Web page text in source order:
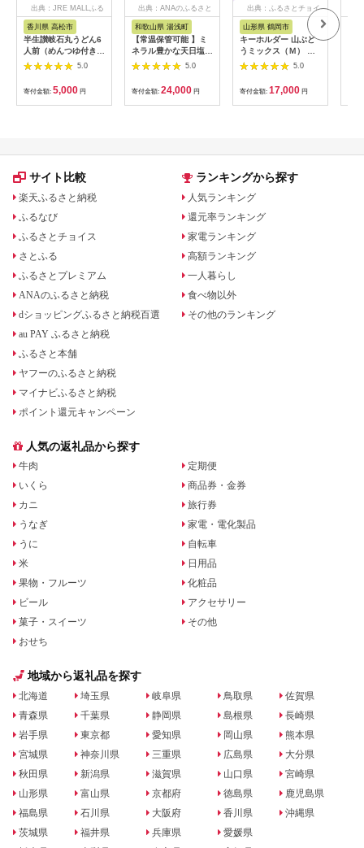
出典：JRE MALLふる
さと納税
香川県 高松市
半生讃岐石丸うどん6
人前（めんつゆ付き）
麺300g×2袋
5.0
寄付金額: 5,000 円
出典：ANAのふるさと
和歌山県 湯浅町
【常温保管可能 】ミ
ネラル豊かな天日塩だ
けで漬けた無添加梅干
し2kg 梅ボーイズ｜
B201_EP6024
5.0
寄付金額: 24,000 円
出典：ふるさとチョイ
山形県 鶴岡市
キーホルダー 山ぶど
うミックス（Ｍ） 山
形県鶴岡市 アトリエ
かおる | 山葡萄 雑貨
キーホルダー ギフト
贈り物 お取り寄せ 返
礼品
5.0
寄付金額: 17,000 円
サイト比較
楽天ふるさと納税
ふるなび
ふるさとチョイス
さとふる
ふるさとプレミアム
ANAのふるさと納税
dショッピングふるさと納税百選
au PAY ふるさと納税
ふるさと本舗
ヤフーのふるさと納税
マイナビふるさと納税
ポイント還元キャンペーン
ランキングから探す
人気ランキング
還元率ランキング
家電ランキング
高額ランキング
一人暮らし
食べ物以外
その他のランキング
人気の返礼品から探す
牛肉
いくら
カニ
うなぎ
うに
米
果物・フルーツ
ビール
菓子・スイーツ
おせち
定期便
商品券・金券
旅行券
家電・電化製品
自転車
日用品
化粧品
アクセサリー
その他
地域から返礼品を探す
北海道
青森県
岩手県
宮城県
秋田県
山形県
福島県
茨城県
埼玉県
千葉県
東京都
神奈川県
新潟県
富山県
石川県
福井県
岐阜県
静岡県
愛知県
三重県
滋賀県
京都府
大阪府
兵庫県
鳥取県
島根県
岡山県
広島県
山口県
徳島県
香川県
愛媛県
佐賀県
長崎県
熊本県
大分県
宮崎県
鹿児島県
沖縄県